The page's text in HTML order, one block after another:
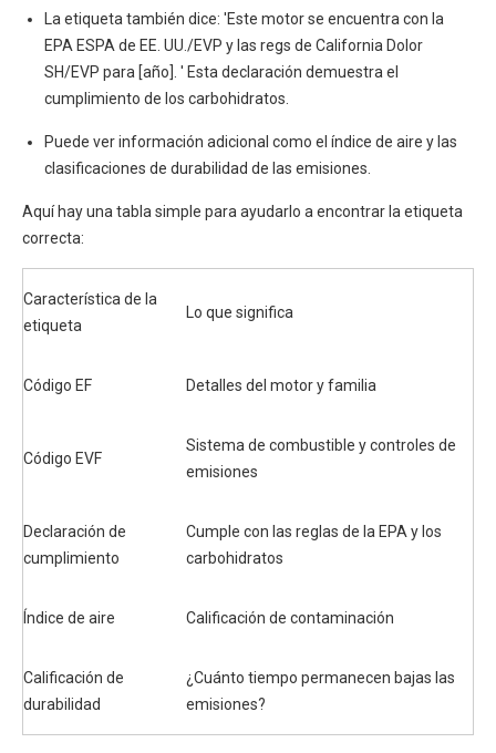
La etiqueta también dice: 'Este motor se encuentra con la
EPA ESPA de EE. UU./EVP y las regs de California Dolor
SH/EVP para [año]. ' Esta declaración demuestra el
cumplimiento de los carbohidratos.
Puede ver información adicional como el índice de aire y las
clasificaciones de durabilidad de las emisiones.
Aquí hay una tabla simple para ayudarlo a encontrar la etiqueta
correcta:
Característica de la
etiqueta
Lo que significa
Código EF Detalles del motor y familia
Código EVF
Sistema de combustible y controles de
emisiones
Declaración de
cumplimiento
Cumple con las reglas de la EPA y los
carbohidratos
Índice de aire Calificación de contaminación
Calificación de
durabilidad
¿Cuánto tiempo permanecen bajas las
emisiones?